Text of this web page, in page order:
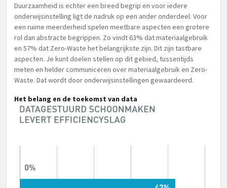
Duurzaamheid is echter een breed begrip en voor iedere
onderwijsinstelling ligt de nadruk op een ander onderdeel. Voor
een ruime meerderheid spelen meetbare aspecten een grotere
rol dan abstracte begrippen. Zo vindt 63% dat materiaalgebruik
en 57% dat Zero-Waste het belangrijkste zijn. Dit zijn tastbare
aspecten. Je kunt doelen stellen op dit gebied, tussentijds
meten en helder communiceren over materiaalgebruik en Zero-
Waste. Dat wordt door onderwijsinstellingen gewaardeerd.
Het belang en de toekomst van data